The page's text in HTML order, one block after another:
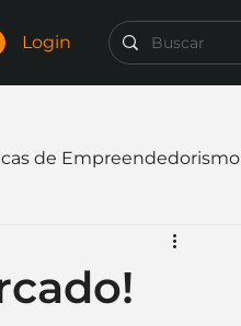
Login
de Empreendedorismo